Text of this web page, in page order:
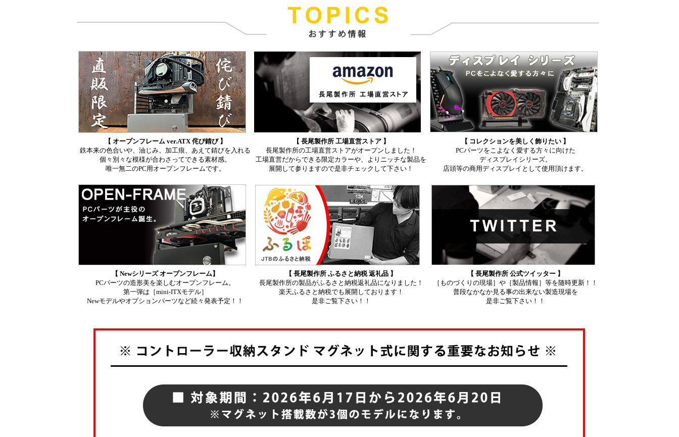
【 オープンフレーム ver.ATX 侘び錆び 】
鉄本来の色合いや、油じみ、加工痕、あえて錆びを入れる
個々別々な模様が合わさってできる素材感。
唯一無二のPC用オープンフレームです。
【 長尾製作所 工場直営ストア 】
長尾製作所の工場直営ストアがオープンしました！
工場直営だからできる限定カラーや、よりニッチな製品を
展開して参りますので是非チェックして下さい！
【 コレクションを美しく飾りたい 】
PCパーツをこよなく愛する方々に向けた
ディスプレイシリーズ。
店頭等の商用ディスプレイとして使用頂けます。
【 Newシリーズ オープンフレーム】
PCパーツの造形美を楽しむオープンフレーム。
第一弾は［mini-ITXモデル］
Newモデルやオプションパーツなど続々発表予定！！
【 長尾製作所 ふるさと納税 返礼品 】
長尾製作所の製品がふるさと納税返礼品になりました！
楽天ふるさと納税でも展開しております！
是非ご覧下さい！！
【 長尾製作所 公式ツイッター 】
［ものづくりの現場］や［製品情報］等を随時更新！！
普段なかなか見る事の出来ない製造現場を
是非ご覧下さい！！